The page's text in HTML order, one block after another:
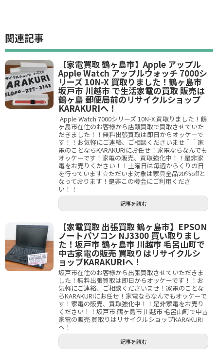
関連記事
【家電買取 鶴ヶ島市】Apple アップル
Apple Watch アップルウォッチ 7000シ
リーズ 10N-X 買取りました！鶴ヶ島市
坂戸市 川越市 で生活家電の買取 販売は
鶴ヶ島 郵便局前のリサイクルショップ
KARAKURIへ！
Apple Watch 7000シリーズ 10N-X 買取りました！鶴
ヶ島市在住のお客様から店頭買取で買取させていた
だきました！！無料出張買取は即日からオッケーで
す！！お気軽にご連絡、ご相談くださいませ＾＾家
電のことならKARAKURIにお任せ！家電ならなんでも
オッケーです！家電の販売、買取強化中！！是非家
電をお売りください！！土曜日は毎週からくりの日
を行っています☆ただいま対象は家具全品20％offと
なっております！是非この機会にご利用くださ
い！！
記事を読む
【家電買取 出張買取 鶴ヶ島市】EPSON
ノートパソコン NJ3300 買い取りまし
た！坂戸市 鶴ヶ島市 川越市 毛呂山町で
中古家電の販売 買取りはリサイクルシ
ョップKARAKURIへ！
坂戸市在住のお客様から出張買取させていただきま
した！無料出張買取は即日からオッケーです！！お
気軽にご連絡、ご相談くださいませ！家電のことな
らKARAKURIにお任せ！家電ならなんでもオッケーで
す！家電の販売、買取強化中！！是非家電をお売り
ください！！坂戸市 鶴ヶ島市 川越市 毛呂山町で中古
家電の販売 買取りはリサイクルショップKARAKURI
へ！
記事を読む